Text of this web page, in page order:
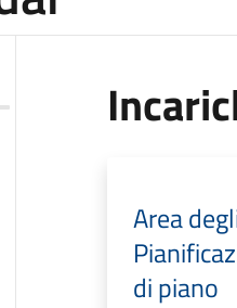
Area
di piano